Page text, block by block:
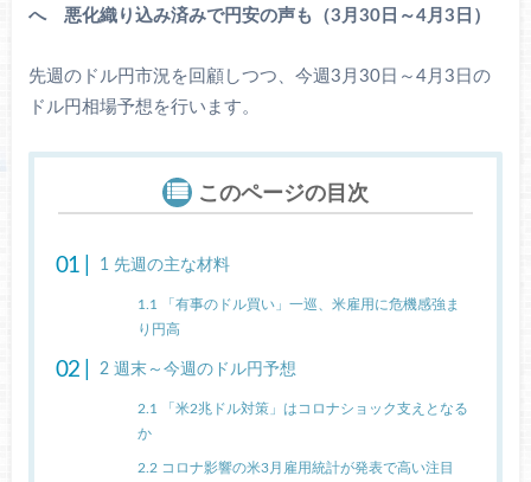
へ 悪化織り込み済みで円安の声も（3月30日～4月3日）
先週のドル円市況を回顧しつつ、今週3月30日～4月3日の
ドル円相場予想を行います。
このページの目次
1 先週の主な材料
1.1
「有事のドル買い」一巡、米雇用に危機感強ま
り円高
2週末～今週のドル円予想
2.1
「米2兆ドル対策」はコロナショック支えとなる
か
2.2 コロナ影響の米3月雇用統計が発表で高い注目